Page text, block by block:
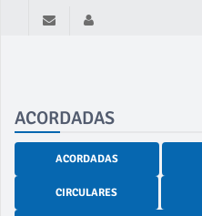
ACORDADAS
ACORDADAS
CIRCULARES